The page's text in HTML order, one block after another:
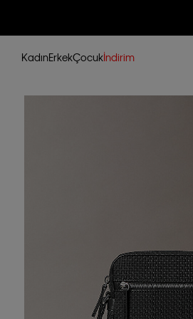
KadınErkekÇocukİndirim